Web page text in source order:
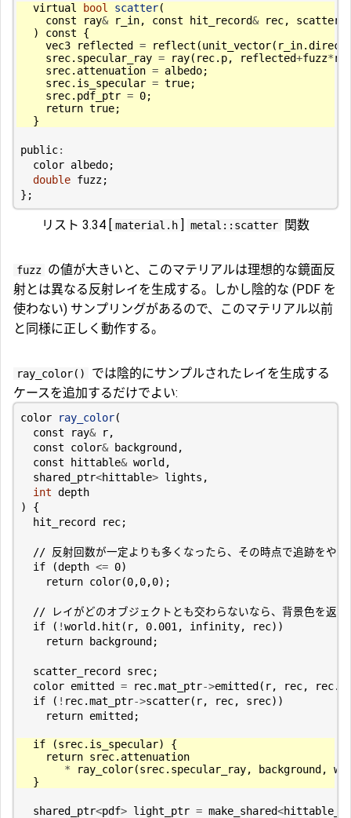
virtual bool scatter(
const
ray& r_in, const hit_record& rec,
)
const
{
vec3
reflected = reflect (unit_vector( r_in.
srec. specular_ray = ray( rec. p, reflected+fuzz*
srec. attenuation = albedo;
srec. is_specular = true;
srec. pdf_ptr = 0;
return true;
}
public:
color albedo;
double fuzz;
};
リスト 3.34 [ material.h ] metal::scatter 関数
fuzz の値が大きいと、このマテリアルは理想的な鏡面反
射とは異なる反射レイを生成する。しかし陰的な (PDF を
使わない) サンプリングがあるので、このマテリアル以前
と同様に正しく動作する。
ray_color()
では陰的にサンプルされたレイを生成する
ケースを追加するだけでよい:
color ray_color(
const
ray& r,
const
color& background ,
const
hittable& world ,
shared_ptr<hittable> lights ,
int depth
)
{
hit_record
rec;
if (depth <= 0)
return color(0,0,0);
if
( !world . hit ( r, 0.001 , infinity, rec))
return
background ;
scatter_record srec;
color emitted = rec.mat_ptr->emitted ( r, rec, rec.
if
( ! rec.mat_ptr->scatter( r, rec, srec))
return emitted ;
if (srec. is_specular)
{
return srec. attenuation
*
ray_color(srec. specular_ray, background ,
}
shared_ptr<pdf> light_ptr = make_shared<